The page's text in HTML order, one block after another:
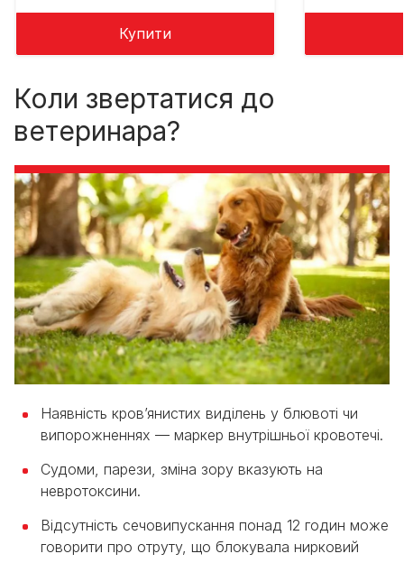
Купити
Коли звертатися до
ветеринара?
Наявність кров’янистих виділень у блювоті чи
випорожненнях — маркер внутрішньої кровотечі.
Судоми, парези, зміна зору вказують на
невротоксини.
Відсутність сечовипускання понад 12 годин може
говорити про отруту, що блокувала нирковий